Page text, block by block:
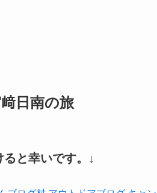
日南の旅
と幸いです。↓